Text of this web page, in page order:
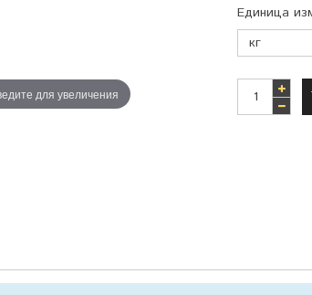
для увеличения
Единица